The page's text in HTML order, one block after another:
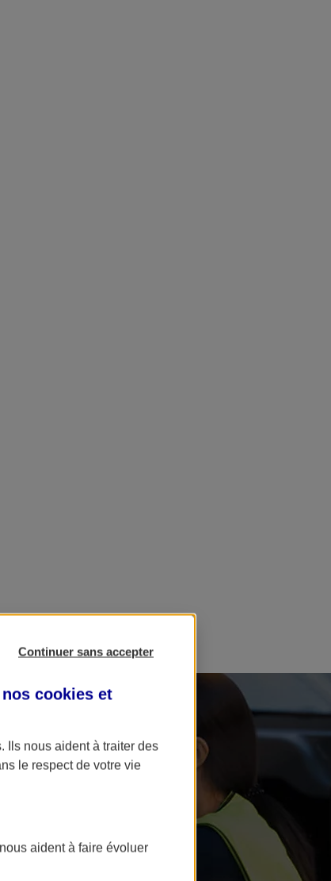
Continuer sans accepter
cookies et
. Ils nous aident à traiter des
le respect de votre vie
aident à faire évoluer